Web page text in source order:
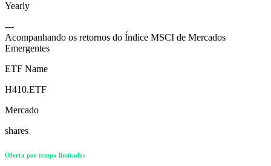
Yearly
---
Acompanhando os retornos do Índice MSCI de Mercados
Emergentes
ETF Name
H410.ETF
Mercado
shares
Oferta por tempo limitado: